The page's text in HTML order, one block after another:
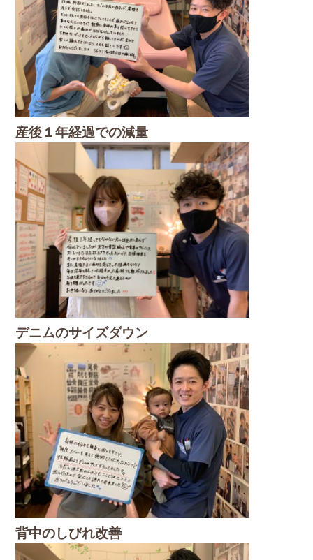
産後１年経過での減量
デニムのサイズダウン
背中のしびれ改善